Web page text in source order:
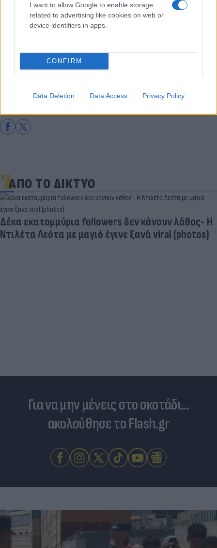
I want to allow Google to enable storage
related to advertising like cookies on web or
device identifiers in apps.
CONFIRM
Data Deletion Data Access Privacy Policy
Διάβασε περισσότερα
Πολιτική ΣΥΡΙΖΑ
Εκλογές
Στέφανος Κασσελάκης
ΑΠΟ ΤΟ ΔΙΚΤΥΟ
Δέκα εκατομμύρια followers δεν κάνουν λάθος- Η
Ντιλέτα Λεότα με μαγιό έγινε ξανά viral (photos)
Για να μην μένεις στο σκοτάδι...
ακολούθησε το Flash.gr